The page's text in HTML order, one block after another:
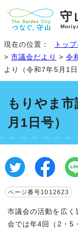
守
現在の位置： トッ
>市議会だより > 令
より（令和7年5月1日
もりやま
月1日号）
ページ番号1012623
市議会の活動を広く
会では年4回（2・5